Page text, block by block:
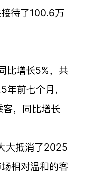
待了100.6万
比增长5%，共
前七个月，
，同比增长
大抵消了2025
相对温和的客